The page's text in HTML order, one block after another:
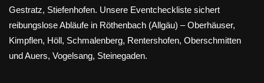
Gestratz, Stiefenhofen. Unsere Eventcheckliste sichert
reibungslose Abläufe in Röthenbach (Allgäu) – Oberhäuser,
Kimpflen, Höll, Schmalenberg, Rentershofen, Oberschmitten
und Auers, Vogelsang, Steinegaden.